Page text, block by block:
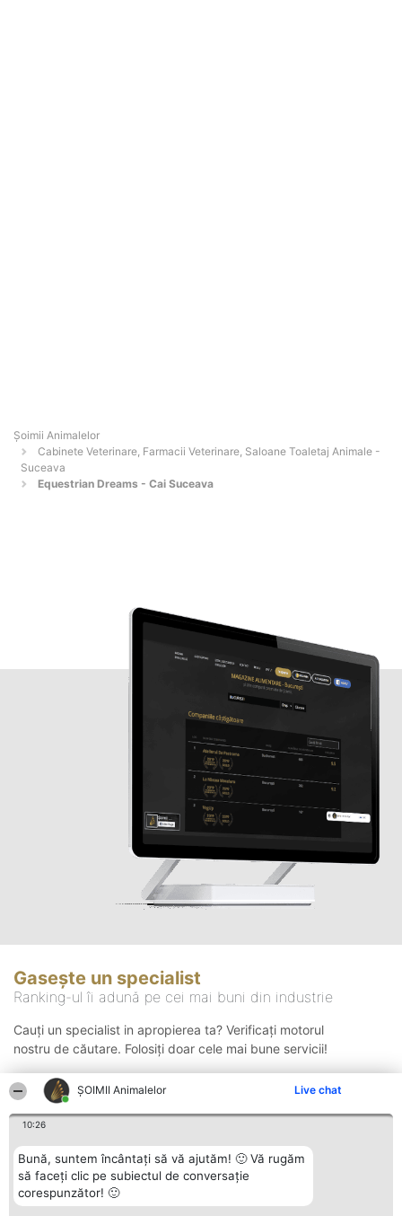
ŞOIMII Animalelor Live chat
10:26
Bună, suntem încântați să vă ajutăm! 🙂 Vă rugăm
să faceți clic pe subiectul de conversație
corespunzător! 🙂
Şoimii Animalelor
Cabinete Veterinare, Farmacii Veterinare, Saloane Toaletaj Animale -
Suceava
Equestrian Dreams - Cai Suceava
Gasește un specialist
Ranking-ul îi adună pe cei mai buni din industrie
Cauți un specialist in apropierea ta? Verificați motorul
nostru de căutare. Folosiți doar cele mai bune servicii!